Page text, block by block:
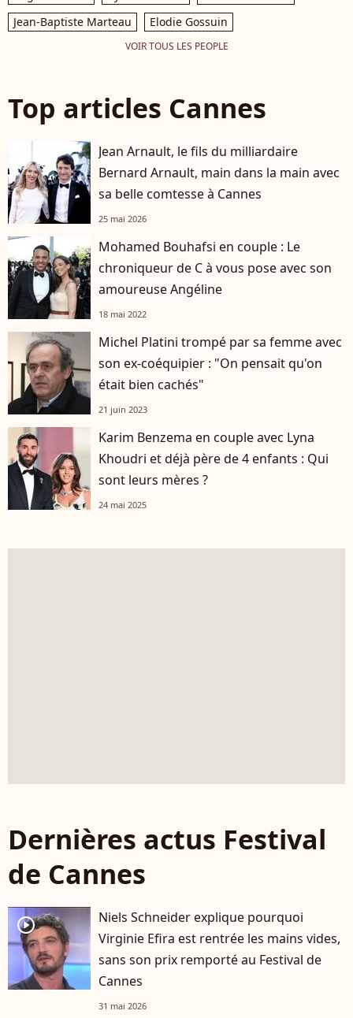
Jean-Baptiste Marteau
Elodie Gossuin
VOIR TOUS LES PEOPLE
Top articles Cannes
Jean Arnault, le fils du milliardaire
Bernard Arnault, main dans la main avec
sa belle comtesse à Cannes
25 mai 2026
Mohamed Bouhafsi en couple : Le
chroniqueur de C à vous pose avec son
amoureuse Angéline
18 mai 2022
Michel Platini trompé par sa femme avec
son ex-coéquipier : "On pensait qu'on
était bien cachés"
21 juin 2023
Karim Benzema en couple avec Lyna
Khoudri et déjà père de 4 enfants : Qui
sont leurs mères ?
24 mai 2025
Dernières actus Festival
de Cannes
player2
Niels Schneider explique pourquoi
Virginie Efira est rentrée les mains vides,
sans son prix remporté au Festival de
Cannes
31 mai 2026